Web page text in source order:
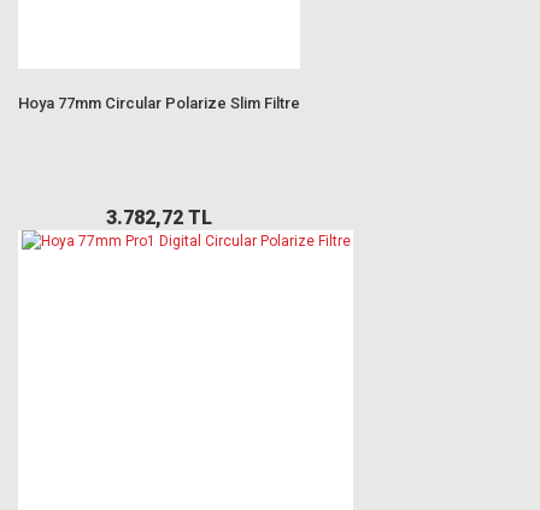
Hoya 77mm Circular Polarize Slim Filtre
3.782,72 TL